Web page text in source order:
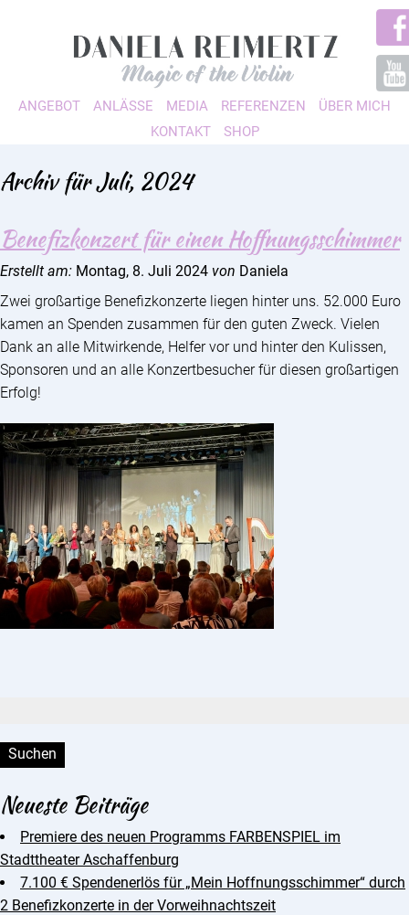
ANGEBOT ANLÄSSE MEDIA REFERENZEN
ÜBER MICH
KONTAKT
SHOP
Archiv für Juli, 2024
Benefizkonzert für einen Hoffnungsschimmer
Erstellt am: Montag, 8. Juli 2024 von Daniela
Zwei großartige Benefizkonzerte liegen hinter uns. 52.000 Euro
kamen an Spenden zusammen für den guten Zweck. Vielen
Dank an alle Mitwirkende, Helfer vor und hinter den Kulissen,
Sponsoren und an alle Konzertbesucher für diesen großartigen
Erfolg!
Neueste Beiträge
Premiere des neuen Programms FARBENSPIEL im
Stadttheater Aschaffenburg
7.100 € Spendenerlös für „Mein Hoffnungsschimmer“ durch
2 Benefizkonzerte in der Vorweihnachtszeit